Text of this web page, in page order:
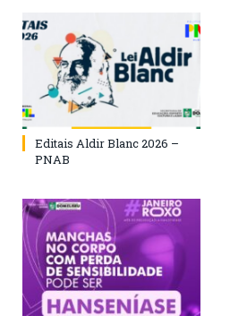
Editais Aldir Blanc 2026 –
PNAB